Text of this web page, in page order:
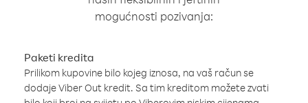
mogućnosti pozivanja:
Paketi kredita
Prilikom kupovine bilo kojeg iznosa, na vaš račun se
dodaje Viber Out kredit. Sa tim kreditom možete zvati